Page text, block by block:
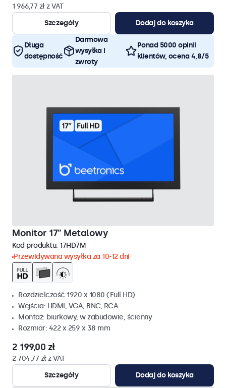
1 966,77 zł z VAT
Szczegóły
Dodaj do koszyka
Długa
dostępność
Darmowa
wysyłka i
zwroty
Ponad 5000 opinii
klientów, ocena 4,8/5
Monitor 17" Metalowy
Kod produktu: 17HD7M
Przewidywana wysyłka za 10-12 dni
Rozdzielczość 1920 x 1080 (Full HD)
Wejścia: HDMI, VGA, BNC, RCA
Montaż: biurkowy, w zabudowie, ścienny
Rozmiar: 422 x 259 x 38 mm
2 199,00 zł
2 704,77 zł z VAT
Szczegóły
Dodaj do koszyka